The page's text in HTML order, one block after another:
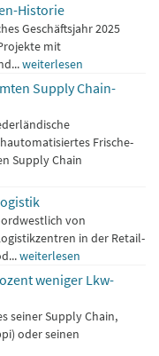
Historie
Geschäftsjahr 2025
mit
weiterlesen
Supply Chain-
Frische-
Supply Chain
von
in der Retail-
weiterlesen
weniger Lkw-
seiner Supply Chain,
oder seinen